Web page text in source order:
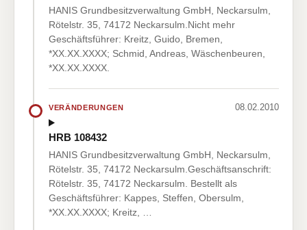
HANIS Grundbesitzverwaltung GmbH, Neckarsulm,
Rötelstr. 35, 74172 Neckarsulm.Nicht mehr
Geschäftsführer: Kreitz, Guido, Bremen,
*XX.XX.XXXX; Schmid, Andreas, Wäschenbeuren,
*XX.XX.XXXX.
VERÄNDERUNGEN 08.02.2010
HRB 108432
HANIS Grundbesitzverwaltung GmbH, Neckarsulm,
Rötelstr. 35, 74172 Neckarsulm.Geschäftsanschrift:
Rötelstr. 35, 74172 Neckarsulm. Bestellt als
Geschäftsführer: Kappes, Steffen, Obersulm,
*XX.XX.XXXX; Kreitz, …